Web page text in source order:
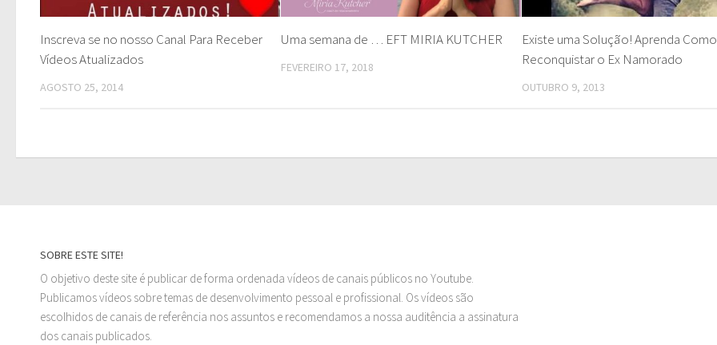
Inscreva se no nosso Canal Para Receber
Vídeos Atualizados
AGOSTO 25, 2014
Uma semana de … EFT MIRIA KUTCHER
FEVEREIRO 17, 2018
Existe uma Solução! Aprenda Como
Reconquistar o Ex Namorado
OUTUBRO 9, 2013
SOBRE ESTE SITE!
O objetivo deste site é publicar de forma ordenada vídeos de canais públicos no Youtube.
Publicamos vídeos sobre temas de desenvolvimento pessoal e profissional. Os vídeos são
escolhidos de canais de referência nos assuntos e recomendamos a nossa auditência a assinatura
dos canais publicados.